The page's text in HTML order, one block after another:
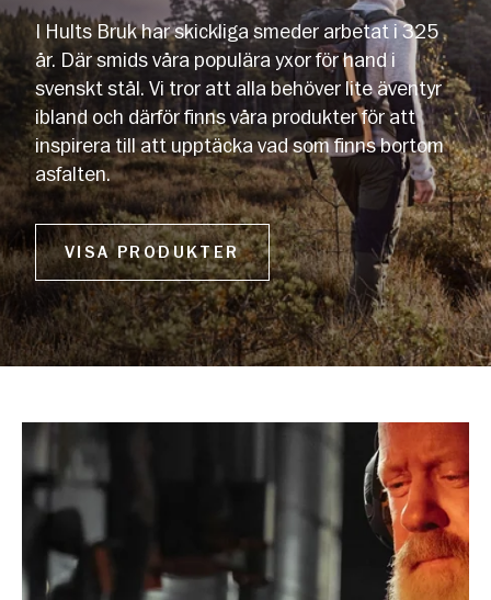
I Hults Bruk har skickliga smeder arbetat i 325
år. Där smids våra populära yxor för hand i
svenskt stål. Vi tror att alla behöver lite äventyr
ibland och därför finns våra produkter för att
inspirera till att upptäcka vad som finns bortom
asfalten.
VISA PRODUKTER